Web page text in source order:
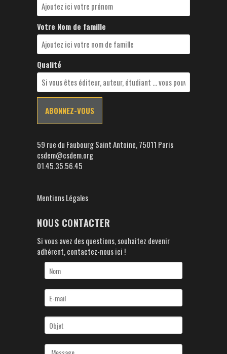
Votre Nom de famille
Qualité
59 rue du Faubourg Saint Antoine, 75011 Paris
csdem@csdem.org
01.45.35.56.45
Mentions Légales
NOUS CONTACTER
Si vous avez des questions, souhaitez devenir
adhérent, contactez-nous ici !